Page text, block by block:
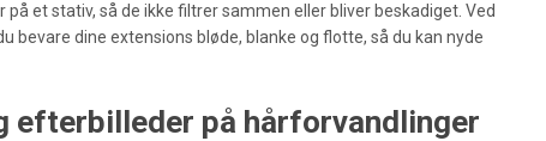
et stativ, så de ikke filtrer sammen eller bliver beskadiget. Ved
bevare dine extensions bløde, blanke og flotte, så du kan nyde
efterbilleder på hårforvandlinger